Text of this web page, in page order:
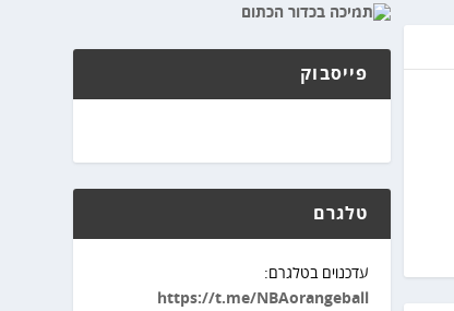
פייסבוק
טלגרם
עדכנוים בטלגרם:
https://t.me/NBAorangeball